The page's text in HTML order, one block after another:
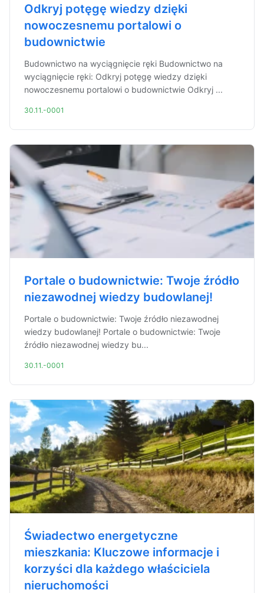
Odkryj potęgę wiedzy dzięki
nowoczesnemu portalowi o
budownictwie
Budownictwo na wyciągnięcie ręki Budownictwo na
wyciągnięcie ręki: Odkryj potęgę wiedzy dzięki
nowoczesnemu portalowi o budownictwie Odkryj ...
30.11.-0001
Portale o budownictwie: Twoje źródło
niezawodnej wiedzy budowlanej!
Portale o budownictwie: Twoje źródło niezawodnej
wiedzy budowlanej! Portale o budownictwie: Twoje
źródło niezawodnej wiedzy bu...
30.11.-0001
Świadectwo energetyczne
mieszkania: Kluczowe informacje i
korzyści dla każdego właściciela
nieruchomości